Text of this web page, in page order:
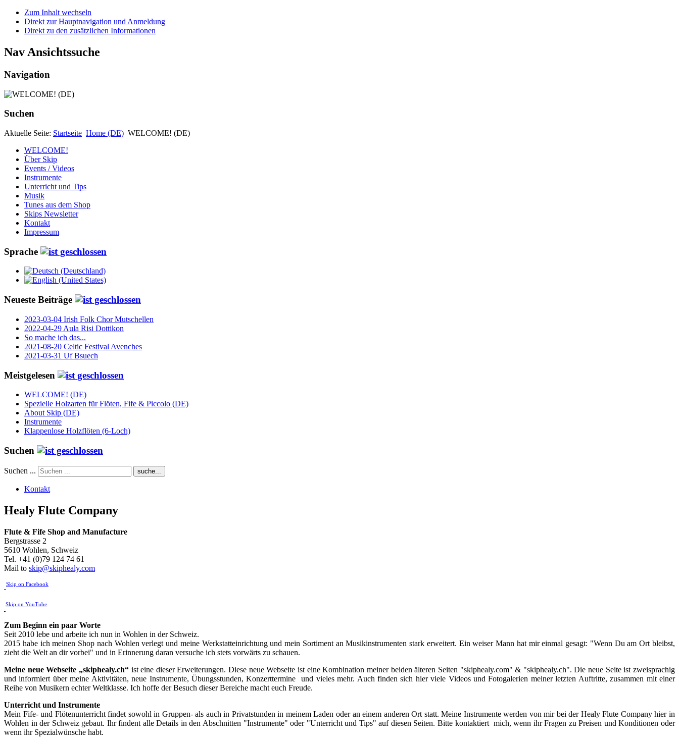
Zum Inhalt wechseln
Direkt zur Hauptnavigation und Anmeldung
Direkt zu den zusätzlichen Informationen
Nav Ansichtssuche
Navigation
Suchen
Aktuelle Seite: Startseite Home (DE) WELCOME! (DE)
WELCOME!
Über Skip
Events / Videos
Instrumente
Unterricht und Tips
Musik
Tunes aus dem Shop
Skips Newsletter
Kontakt
Impressum
Sprache
Neueste Beiträge
2023-03-04 Irish Folk Chor Mutschellen
2022-04-29 Aula Risi Dottikon
So mache ich das...
2021-08-20 Celtic Festival Avenches
2021-03-31 Uf Bsuech
Meistgelesen
WELCOME! (DE)
Spezielle Holzarten für Flöten, Fife & Piccolo (DE)
About Skip (DE)
Instrumente
Klappenlose Holzflöten (6-Loch)
Suchen
Suchen ... suche...
Kontakt
Healy Flute Company
Flute & Fife Shop and Manufacture
Bergstrasse 2
5610 Wohlen, Schweiz
Tel. +41 (0)79 124 74 61
Mail to skip@skiphealy.com
Skip on Facebook
Skip on YouTube
Zum Beginn ein paar Worte
Seit 2010 lebe und arbeite ich nun in Wohlen in der Schweiz.
2015 habe ich meinen Shop nach Wohlen verlegt und meine Werkstatteinrichtung und mein Sortiment an Musikinstrumenten stark erweitert. Ein weiser Mann hat mir einmal gesagt: "Wenn Du am Ort bleibst,
zieht die Welt an dir vorbei" und in Erinnerung daran versuche ich stets vorwärts zu schauen.
Meine neue Webseite „skiphealy.ch“ist eine dieser Erweiterungen. Diese neue Webseite ist eine Kombination meiner beiden älteren Seiten "skiphealy.com" & "skiphealy.ch". Die neue Seite ist zweisprachig
und informiert über meine Aktivitäten, neue Instrumente, Übungsstunden, Konzerttermine und vieles mehr. Auch finden sich hier viele Videos und Fotogalerien meiner letzten Auftritte, zusammen mit einer
Reihe von Musikern echter Weltklasse. Ich hoffe der Besuch dieser Bereiche macht euch Freude.
Unterricht und Instrumente
Mein Fife- und Flötenunterricht findet sowohl in Gruppen- als auch in Privatstunden in meinem Laden oder an einem anderen Ort statt. Meine Instrumente werden von mir bei der Healy Flute Company hier in
Wohlen in der Schweiz gebaut. Ihr findent alle Details in den Abschnitten "Instrumente" oder "Unterricht und Tips" auf diesen Seiten. Bitte kontaktiert mich, wenn ihr Fragen zu Preisen und Konditionen oder
wenn ihr Spezialwünsche habt.